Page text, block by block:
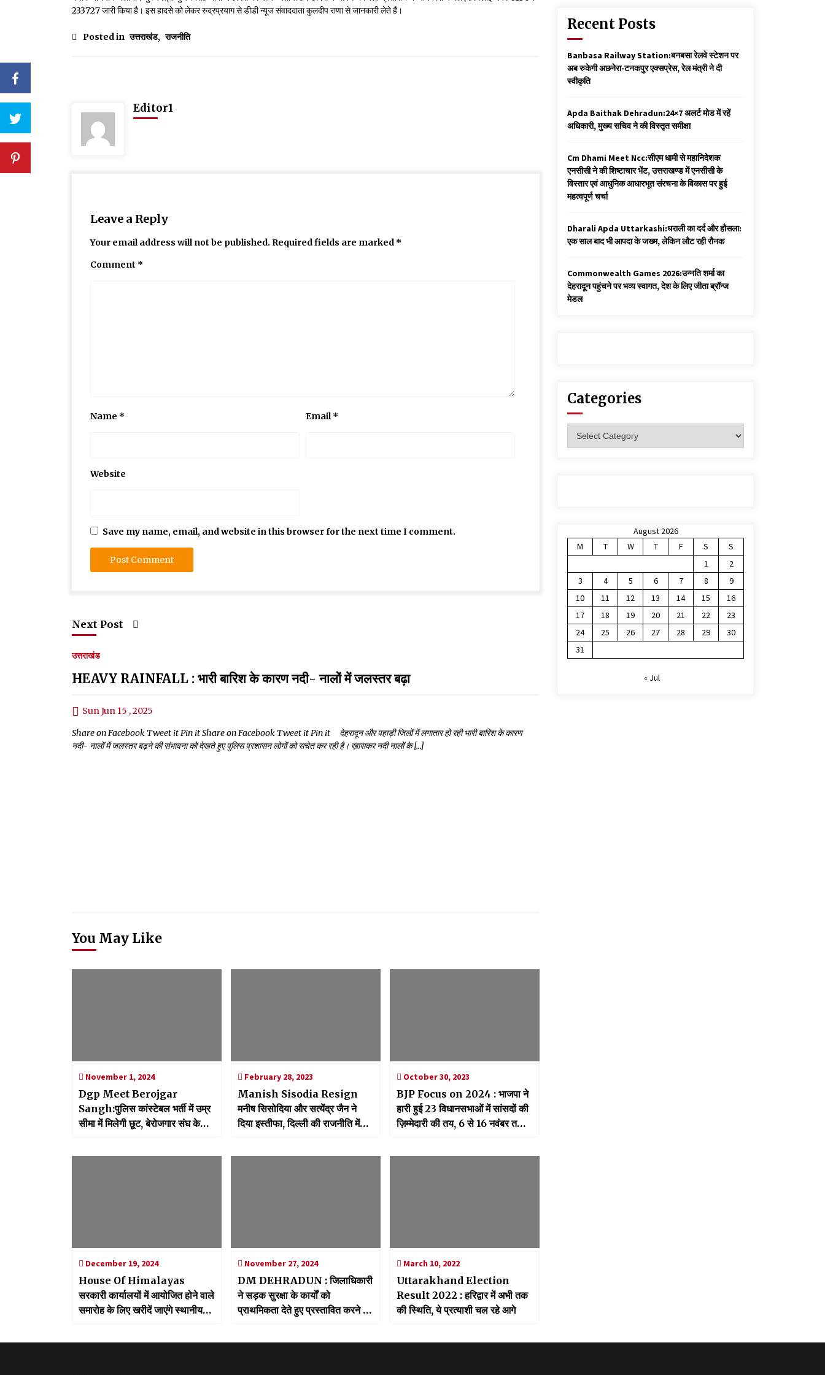
233727 जारी किया है। इस हादसे को लेकर रुद्रप्रयाग से डीडी न्यूज संवाददाता कुलदीप राणा से जानकारी लेते हैं।
Posted in उत्तराखंड, राजनीति
Editor1
Leave a Reply
Your email address will not be published. Required fields are marked *
Comment *
Name * Email*
Website
Save my name, email, and website in this browser for the next time I comment.
Next Post
उत्तराखंड
HEAVY RAINFALL : भारी बारिश के कारण नदी- नालों में जलस्तर बढ़ा
Sun Jun 15 , 2025
Share on Facebook Tweet it Pin it Share on Facebook Tweet it Pin it देहरादून और पहाड़ी जिलों में लगातार हो रही भारी बारिश के कारण
नदी- नालों में जलस्तर बढ़ने की संभावना को देखते हुए पुलिस प्रशासन लोगों को सचेत कर रही है। ख़ासकर नदी नालों के […]
You May Like
November 1, 2024
Dgp Meet Berojgar
Sangh:पुलिस कांस्टेबल भर्ती में उम्र
सीमा में मिलेगी छूट, बेरोजगार संघ के
February 28, 2023
Manish Sisodia Resign
मनीष सिसोदिया और सत्येंद्र जैन ने
दिया इस्तीफा, दिल्ली की राजनीति में
October 30, 2023
BJP Focus on 2024 : भाजपा ने
हारी हुई 23 विधानसभाओं में सांसदों की
ज़िम्मेदारी की तय, 6 से 16 नवंबर तक
December 19, 2024
House Of Himalayas
सरकारी कार्यालयों में आयोजित होने वाले
समारोह के लिए खरीदें जाएंगे स्थानीय
November 27, 2024
DM DEHRADUN : जिलाधिकारी
ने सड़क सुरक्षा के कार्यों को
प्राथमिकता देते हुए प्रस्तावित करने पर
March 10, 2022
Uttarakhand Election
Result 2022 : हरिद्वार में अभी तक
की स्थिति, ये प्रत्याशी चल रहे आगे
Recent Posts
Banbasa Railway Station:बनबसा रेलवे स्टेशन पर
अब रुकेगी अछनेरा-टनकपुर एक्सप्रेस, रेल मंत्री ने दी
स्वीकृति
Apda Baithak Dehradun:24×7 अलर्ट मोड में रहें
अधिकारी, मुख्य सचिव ने की विस्तृत समीक्षा
Cm Dhami Meet Ncc:सीएम धामी से महानिदेशक
एनसीसी ने की शिष्टाचार भेंट, उत्तराखण्ड में एनसीसी के
विस्तार एवं आधुनिक आधारभूत संरचना के विकास पर हुई
महत्वपूर्ण चर्चा
Dharali Apda Uttarkashi:धराली का दर्द और हौसला:
एक साल बाद भी आपदा के जख्म, लेकिन लौट रही रौनक
Commonwealth Games 2026:उन्नति शर्मा का
देहरादून पहुंचने पर भव्य स्वागत, देश के लिए जीता ब्रॉन्ज
मेडल
Categories
August 2026
M
T W T F S
S
1
2
3
4 5 6 7 8
9
10
11 12 13 14 15
16
17
18 19 20 21 22
23
24
25 26 27 28 29
30
31
« Jul